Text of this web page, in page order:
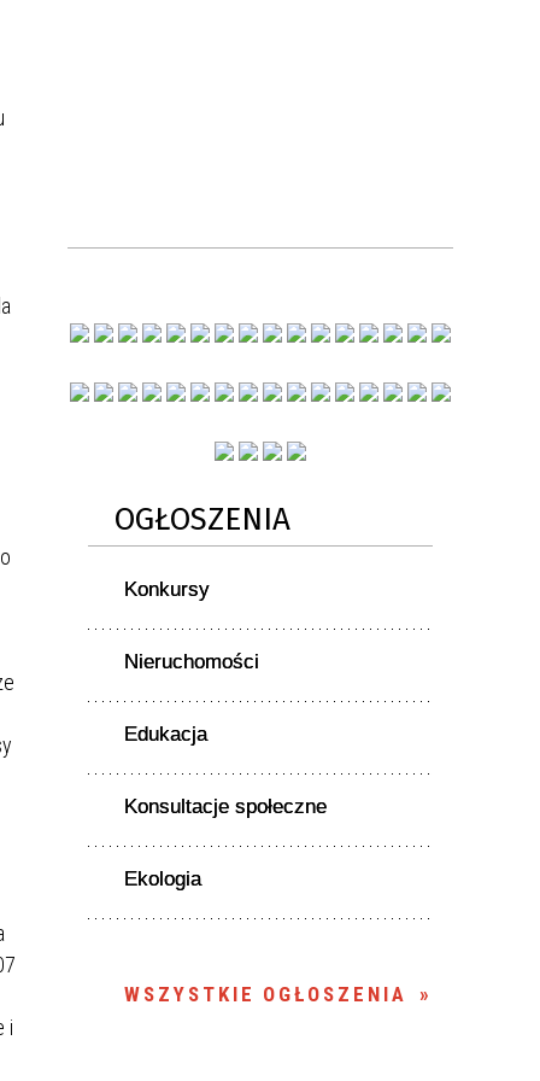
i
OGŁOSZENIA
Konkursy
Nieruchomości
Edukacja
Konsultacje społeczne
Ekologia
WSZYSTKIE OGŁOSZENIA